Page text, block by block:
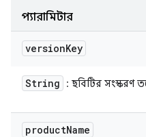
প্যারামিটার
versionKey
String : ছবিটির সংস্করণ
productName